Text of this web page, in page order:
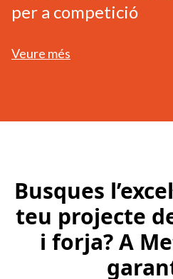
per a competició
Veure més
Busques
teu projecte
i forja? A